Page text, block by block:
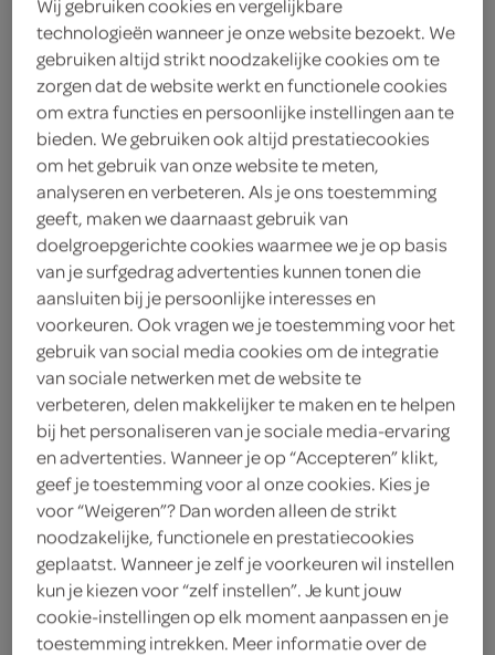
Hak Taart & Vlaaifruit
Kersen
Hak
3.
89
430 Gram
Let op: aanbiedingen zijn niet zichtbaar bij de
producten, maar worden wél automatisch
verwerkt in de winkelmand.
lekker hollands!
zonder toevoeging van kunstmatige smaak- en
kleurstoffen
Wij gebruiken cookies en vergelijkbare
technologieën wanneer je onze website bezoekt. We
gebruiken altijd strikt noodzakelijke cookies om te
zorgen dat de website werkt en functionele cookies
om extra functies en persoonlijke instellingen aan te
bieden. We gebruiken ook altijd prestatiecookies
om het gebruik van onze website te meten,
analyseren en verbeteren. Als je ons toestemming
geeft, maken we daarnaast gebruik van
doelgroepgerichte cookies waarmee we je op basis
van je surfgedrag advertenties kunnen tonen die
aansluiten bij je persoonlijke interesses en
voorkeuren. Ook vragen we je toestemming voor het
gebruik van social media cookies om de integratie
van sociale netwerken met de website te
verbeteren, delen makkelijker te maken en te helpen
bij het personaliseren van je sociale media-ervaring
en advertenties. Wanneer je op “Accepteren” klikt,
geef je toestemming voor al onze cookies. Kies je
voor “Weigeren”? Dan worden alleen de strikt
noodzakelijke, functionele en prestatiecookies
geplaatst. Wanneer je zelf je voorkeuren wil instellen
kun je kiezen voor “zelf instellen”. Je kunt jouw
cookie-instellingen op elk moment aanpassen en je
toestemming intrekken. Meer informatie over de